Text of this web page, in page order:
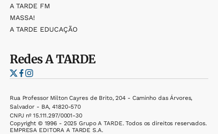
A TARDE FM
MASSA!
A TARDE EDUCAÇÃO
RedesA TARDE
Rua Professor Milton Cayres de Brito, 204 - Caminho das Árvores,
Salvador - BA, 41820-570
CNPJ nº 15.111.297/0001-30
Copyright © 1996 - 2025 Grupo A TARDE. Todos os direitos reservados.
EMPRESA EDITORA A TARDE S.A.